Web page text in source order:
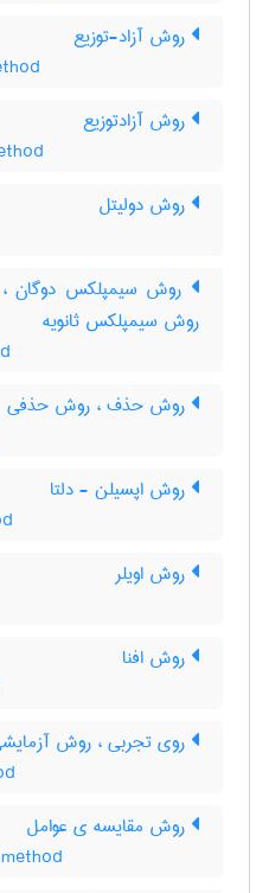
روش آزاد-توزیع
روش آزادتوزیع
روش دولیتل
روش سیمپلکس دوگان
روش سیمپلکس ثانویه
روش حذف ، روش حذفی
روش اپسیلن - دلتا
روش اویلر
روش افنا
روی تجربی ، روش
روش مقایسه ی عوامل